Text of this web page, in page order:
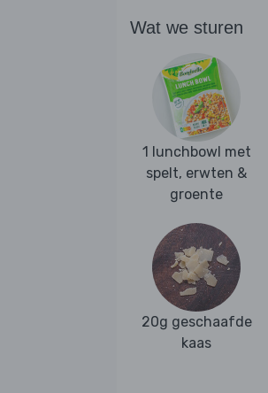
Wat we sturen
1 lunchbowl met
spelt, erwten &
groente
20g geschaafde
kaas